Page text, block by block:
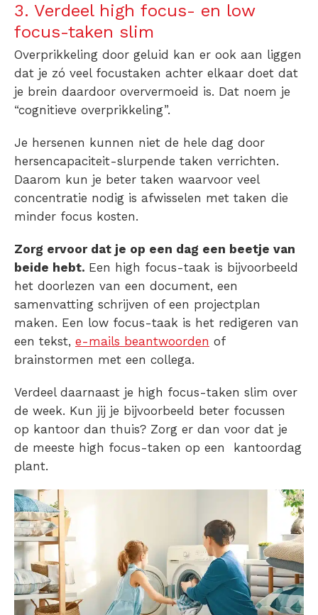
3. Verdeel high focus- en low
focus-taken slim
Overprikkeling door geluid kan er ook aan liggen
dat je zó veel focustaken achter elkaar doet dat
je brein daardoor oververmoeid is. Dat noem je
“cognitieve overprikkeling”.
Je hersenen kunnen niet de hele dag door
hersencapaciteit-slurpende taken verrichten.
Daarom kun je beter taken waarvoor veel
concentratie nodig is afwisselen met taken die
minder focus kosten.
Zorg ervoor dat je op een dag een beetje van
beide hebt. Een high focus-taak is bijvoorbeeld
het doorlezen van een document, een
samenvatting schrijven of een projectplan
maken. Een low focus-taak is het redigeren van
een tekst, e-mails beantwoorden of
brainstormen met een collega.
Verdeel daarnaast je high focus-taken slim over
de week. Kun jij je bijvoorbeeld beter focussen
op kantoor dan thuis? Zorg er dan voor dat je
de meeste high focus-taken op een kantoordag
plant.